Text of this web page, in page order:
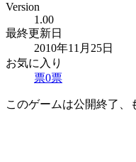
Version
1.00
最終更新日
2010年11月25日
お気に入り
票0票
このゲームは公開終了、